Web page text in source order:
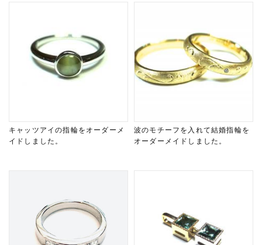
キャッツアイの指輪をオーダーメ
イドしました。
波のモチーフを入れて結婚指輪を
オーダーメイドしました。